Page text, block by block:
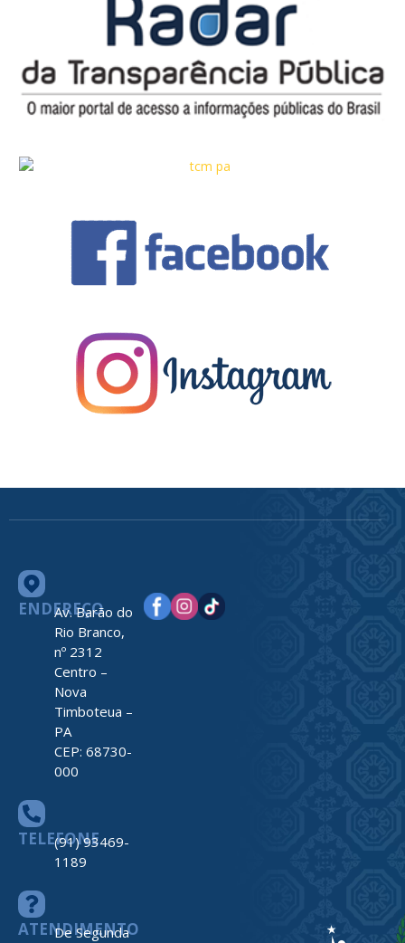
ENDEREÇO
Av. Barão do
Rio Branco,
nº 2312
Centro –
Nova
Timboteua –
PA
CEP: 68730-
000
TELEFONE
(91) 93469-
1189
ATENDIMENTO
De Segunda